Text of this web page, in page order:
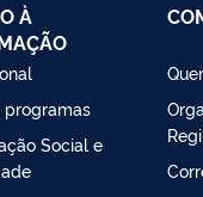
À
programas
Social e